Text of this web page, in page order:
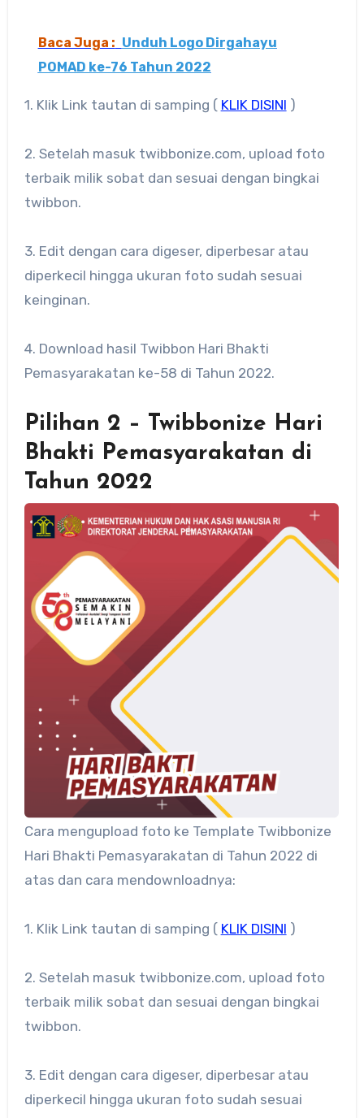
Baca Juga : Unduh Logo Dirgahayu
POMAD ke-76 Tahun 2022
1. Klik Link tautan di samping ( KLIK DISINI )
2. Setelah masuk twibbonize.com, upload foto
terbaik milik sobat dan sesuai dengan bingkai
twibbon.
3. Edit dengan cara digeser, diperbesar atau
diperkecil hingga ukuran foto sudah sesuai
keinginan.
4. Download hasil Twibbon Hari Bhakti
Pemasyarakatan ke-58 di Tahun 2022.
Pilihan 2 – Twibbonize Hari
Bhakti Pemasyarakatan di
Tahun 2022
Cara mengupload foto ke Template Twibbonize
Hari Bhakti Pemasyarakatan di Tahun 2022 di
atas dan cara mendownloadnya:
1. Klik Link tautan di samping ( KLIK DISINI )
2. Setelah masuk twibbonize.com, upload foto
terbaik milik sobat dan sesuai dengan bingkai
twibbon.
3. Edit dengan cara digeser, diperbesar atau
diperkecil hingga ukuran foto sudah sesuai